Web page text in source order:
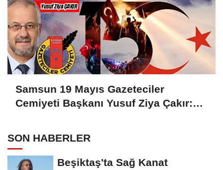
Samsun 19 Mayıs Gazeteciler
Cemiyeti Başkanı Yusuf Ziya Çakır:
SON HABERLER
Beşiktaş'ta Sağ Kanat